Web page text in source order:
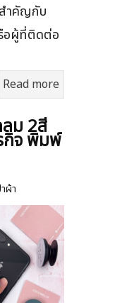
ำคัญกับ
อผู้ที่ติดต่อ
Read more
ม 2สี
กิจ พิมพ์
ผ้า